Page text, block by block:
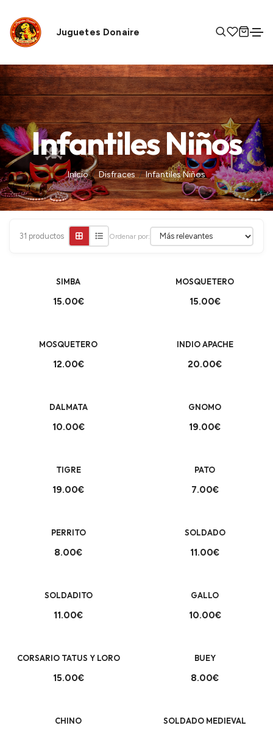
Juguetes Donaire
Infantiles Niños
Inicio Disfraces Infantiles Niños
31 productos Ordenar por:
+
SIMBA
15.00€
+
MOSQUETERO
15.00€
MOSQUETERO
12.00€
INDIO APACHE
20.00€
DALMATA
10.00€
GNOMO
19.00€
TIGRE
19.00€
PATO
7.00€
PERRITO
8.00€
SOLDADO
11.00€
SOLDADITO
11.00€
GALLO
10.00€
CORSARIO TATUS Y LORO
15.00€
BUEY
8.00€
CHINO SOLDADO MEDIEVAL